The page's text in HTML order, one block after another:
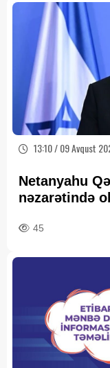
13:10 / 09 Avqust
Netanyahu
nəzarətində
45